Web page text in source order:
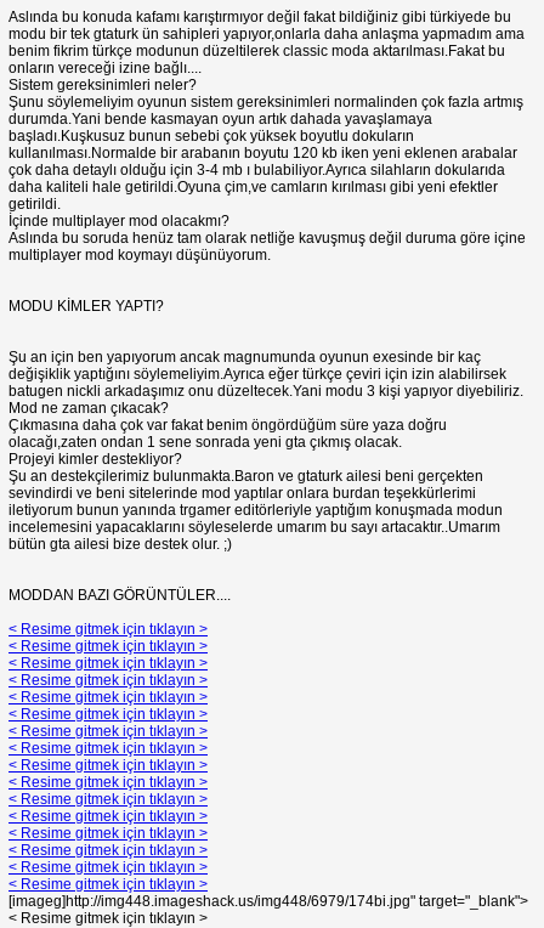
Aslında bu konuda kafamı karıştırmıyor değil fakat bildiğiniz gibi türkiyede bu
modu bir tek gtaturk ün sahipleri yapıyor,onlarla daha anlaşma yapmadım ama
benim fikrim türkçe modunun düzeltilerek classic moda aktarılması.Fakat bu
onların vereceği izine bağlı....
Sistem gereksinimleri neler?
Şunu söylemeliyim oyunun sistem gereksinimleri normalinden çok fazla artmış
durumda.Yani bende kasmayan oyun artık dahada yavaşlamaya
başladı.Kuşkusuz bunun sebebi çok yüksek boyutlu dokuların
kullanılması.Normalde bir arabanın boyutu 120 kb iken yeni eklenen arabalar
çok daha detaylı olduğu için 3-4 mb ı bulabiliyor.Ayrıca silahların dokularıda
daha kaliteli hale getirildi.Oyuna çim,ve camların kırılması gibi yeni efektler
getirildi.
İçinde multiplayer mod olacakmı?
Aslında bu soruda henüz tam olarak netliğe kavuşmuş değil duruma göre içine
multiplayer mod koymayı düşünüyorum.
MODU KİMLER YAPTI?
Şu an için ben yapıyorum ancak magnumunda oyunun exesinde bir kaç
değişiklik yaptığını söylemeliyim.Ayrıca eğer türkçe çeviri için izin alabilirsek
batugen nickli arkadaşımız onu düzeltecek.Yani modu 3 kişi yapıyor diyebiliriz.
Mod ne zaman çıkacak?
Çıkmasına daha çok var fakat benim öngördüğüm süre yaza doğru
olacağı,zaten ondan 1 sene sonrada yeni gta çıkmış olacak.
Projeyi kimler destekliyor?
Şu an destekçilerimiz bulunmakta.Baron ve gtaturk ailesi beni gerçekten
sevindirdi ve beni sitelerinde mod yaptılar onlara burdan teşekkürlerimi
iletiyorum bunun yanında trgamer editörleriyle yaptığım konuşmada modun
incelemesini yapacaklarını söyleselerde umarım bu sayı artacaktır..Umarım
bütün gta ailesi bize destek olur. ;)
MODDAN BAZI GÖRÜNTÜLER....
< Resime gitmek için tıklayın >
< Resime gitmek için tıklayın >
< Resime gitmek için tıklayın >
< Resime gitmek için tıklayın >
< Resime gitmek için tıklayın >
< Resime gitmek için tıklayın >
< Resime gitmek için tıklayın >
< Resime gitmek için tıklayın >
< Resime gitmek için tıklayın >
< Resime gitmek için tıklayın >
< Resime gitmek için tıklayın >
< Resime gitmek için tıklayın >
< Resime gitmek için tıklayın >
< Resime gitmek için tıklayın >
< Resime gitmek için tıklayın >
< Resime gitmek için tıklayın >
[imageg]http://img448.imageshack.us/img448/6979/174bi.jpg" target="_blank">
< Resime gitmek için tıklayın >